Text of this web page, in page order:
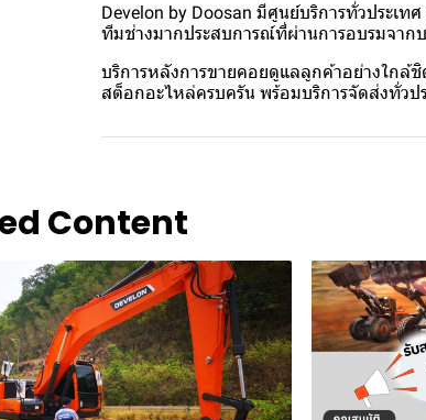
Develon by Doosan มีศูนย์บริการทั่วประเท
ทีมช่างมากประสบการณ์ที่ผ่านการอบรมจา
บริการหลังการขายคอยดูแลลูกค้าอย่างใกล้
สต็อกอะไหล่ครบครัน พร้อมบริการจัดส่งทั่วป
Content